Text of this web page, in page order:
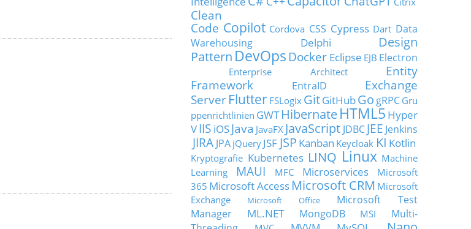
Clean
Code Copilot Cordova CSS Cypress Dart Data
Warehousing
Delphi
Design
Pattern DevOps Docker Eclipse EJB Electron
Enterprise Architect
Entity
Framework
EntraID
Exchange
Server Flutter FSLogix GitGitHubGo gRPC Gru
ppenrichtlinien GWT HibernateHTML5 Hyper
VIIS iOSJava JavaFX JavaScript JDBC JEE Jenkins
JIRA JPA jQuery JSF JSP Kanban Keycloak KI Kotlin
Kryptografie Kubernetes LINQ Linux Machine
Learning
MAUI MFC Microservices
Microsoft
365 Microsoft Access Microsoft CRM Microsoft
Exchange
Microsoft Office
Microsoft Test
Manager
ML.NET MongoDB MSI
Multi-